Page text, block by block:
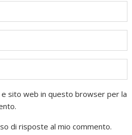
e sito web in questo browser per la
di risposte al mio commento.